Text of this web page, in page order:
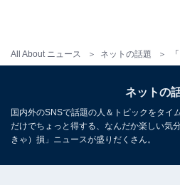
All About ニュース ネットの話題
ネットの
国内外のSNSで話題の人＆トピックをタイ
だけでちょっと得する、なんだか楽しい気
きゃ）損」ニュースが盛りだくさん。